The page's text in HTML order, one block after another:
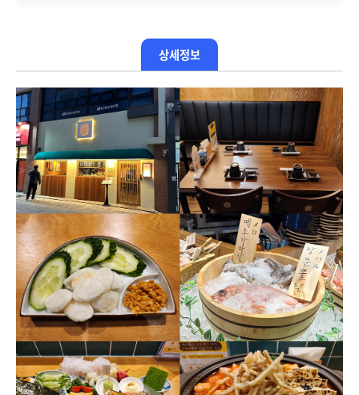
상세정보